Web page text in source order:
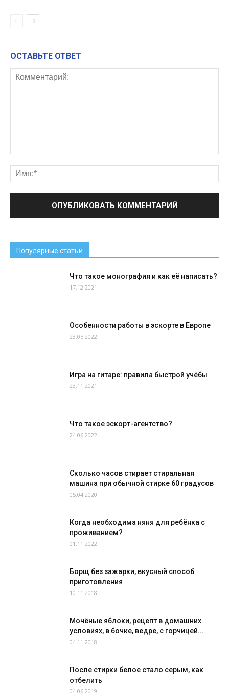
ОСТАВЬТЕ ОТВЕТ
Популярные статьи
Что такое монография и как её написать?
17.12.2021
Особенности работы в эскорте в Европе
23.05.2022
Игра на гитаре: правила быстрой учёбы
23.11.2021
Что такое эскорт-агентство?
24.06.2022
Сколько часов стирает стиральная
машина при обычной стирке 60 градусов
05.04.2020
Когда необходима няня для ребёнка с
проживанием?
01.11.2022
Борщ без зажарки, вкусный способ
приготовления
10.11.2018
Мочёные яблоки, рецепт в домашних
условиях, в бочке, ведре, с горчицей...
04.11.2018
После стирки белое стало серым, как
отбелить
04.06.2019